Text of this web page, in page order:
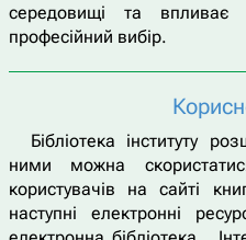
середовищі та впливає
професійний вибір.
Бібліотека інституту
ними можна
користувачів на сайті
наступні електронні